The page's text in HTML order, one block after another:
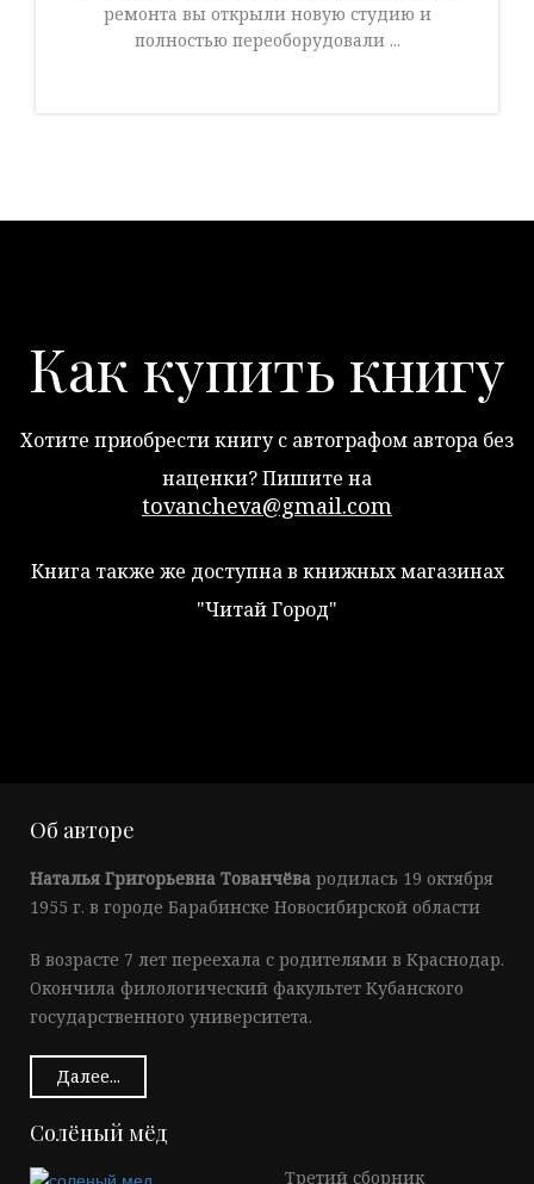
ремонта вы открыли новую студию и
полностью переоборудовали ...
Как купить книгу
Хотите приобрести книгу с автографом автора без
наценки? Пишите на
tovancheva@gmail.com
Книга также же доступна в книжных магазинах
"Читай Город"
Об авторе
Наталья Григорьевна Тованчёва родилась 19 октября
1955 г. в городе Барабинске Новосибирской области
В возрасте 7 лет переехала с родителями в Краснодар.
Окончила филологический факультет Кубанского
государственного университета.
Далее...
Солёный мёд
Третий сборник